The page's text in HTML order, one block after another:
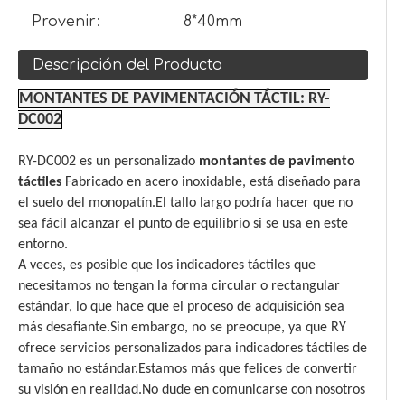
Provenir:
8*40mm
Descripción del Producto
MONTANTES DE PAVIMENTACIÓN TÁCTIL: RY-
DC002
RY-DC002 es un personalizado montantes de pavimento
táctiles Fabricado en acero inoxidable, está diseñado para
el suelo del monopatín.El tallo largo podría hacer que no
sea fácil alcanzar el punto de equilibrio si se usa en este
entorno.
A veces, es posible que los indicadores táctiles que
necesitamos no tengan la forma circular o rectangular
estándar, lo que hace que el proceso de adquisición sea
más desafiante.Sin embargo, no se preocupe, ya que RY
ofrece servicios personalizados para indicadores táctiles de
tamaño no estándar.Estamos más que felices de convertir
su visión en realidad.No dude en comunicarse con nosotros